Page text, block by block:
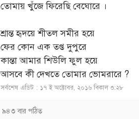
তোমায় খুঁজে ফিরেছি বেঘোরে ।
শ্রান্ত হৃদয়ে শীতল সমীর হয়ে
ফের কোন এক তপ্ত দুপুরে
কান্তা আমার শিউলি ফুল হয়ে
আসবে কী দেখতে তোমার ভোমরারে ?
সর্বশেষ এডিট : ১৭ ই অক্টোবর, ২০১৬ বিকাল ৩:২৮
৯৪৩ বার পঠিত